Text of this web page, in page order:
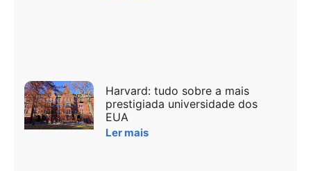
Harvard: tudo sobre a mais
prestigiada universidade dos
EUA
Ler mais